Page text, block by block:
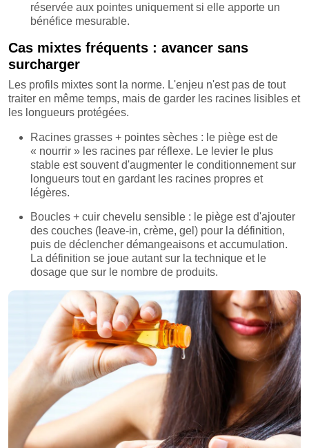
réservée aux pointes uniquement si elle apporte un
bénéfice mesurable.
Cas mixtes fréquents : avancer sans
surcharger
Les profils mixtes sont la norme. L'enjeu n'est pas de tout
traiter en même temps, mais de garder les racines lisibles et
les longueurs protégées.
Racines grasses + pointes sèches : le piège est de
« nourrir » les racines par réflexe. Le levier le plus
stable est souvent d'augmenter le conditionnement sur
longueurs tout en gardant les racines propres et
légères.
Boucles + cuir chevelu sensible : le piège est d'ajouter
des couches (leave-in, crème, gel) pour la définition,
puis de déclencher démangeaisons et accumulation.
La définition se joue autant sur la technique et le
dosage que sur le nombre de produits.